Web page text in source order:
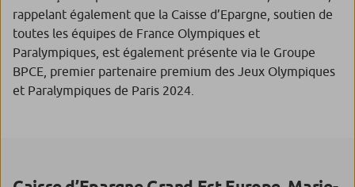
rappelant également que la Caisse d’Epargne, soutien de
toutes les équipes de France Olympiques et
Paralympiques, est également présente via le Groupe
BPCE, premier partenaire premium des Jeux Olympiques
et Paralympiques de Paris 2024.